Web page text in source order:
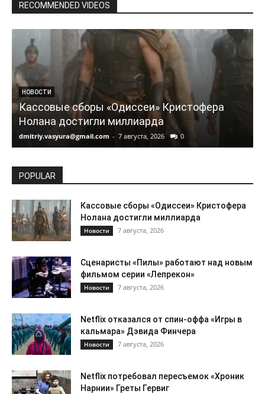
RECOMMENDED VIDEOS
НОВОСТИ
Кассовые сборы «Одиссеи» Кристофера
Нолана достигли миллиарда
dmitriy.vasyura@gmail.com - 7 августа, 2026 0
POPULAR
Кассовые сборы «Одиссеи» Кристофера
Нолана достигли миллиарда
Новости 7 августа, 2026
Сценаристы «Пилы» работают над новым
фильмом серии «Лепрекон»
Новости 7 августа, 2026
Netflix отказался от спин-оффа «Игры в
кальмара» Дэвида Финчера
Новости 7 августа, 2026
Netflix потребовал пересъемок «Хроник
Нарнии» Греты Гервиг